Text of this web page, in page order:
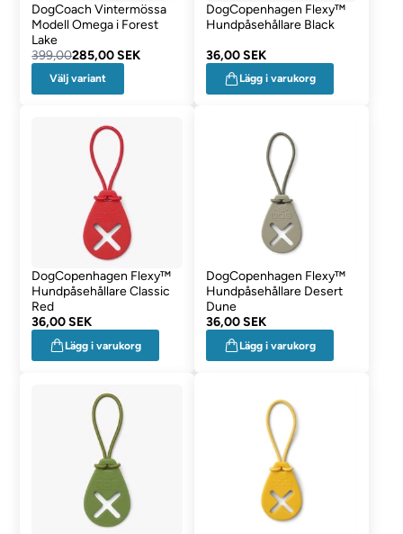
DogCoach Vintermössa
Modell Omega i Forest
Lake
399,00285,00 SEK
Välj variant
DogCopenhagen Flexy™
Hundpåsehållare Black
36,00 SEK
Lägg i varukorg
DogCopenhagen Flexy™
Hundpåsehållare Classic
Red
36,00 SEK
Lägg i varukorg
DogCopenhagen Flexy™
Hundpåsehållare Desert
Dune
36,00 SEK
Lägg i varukorg